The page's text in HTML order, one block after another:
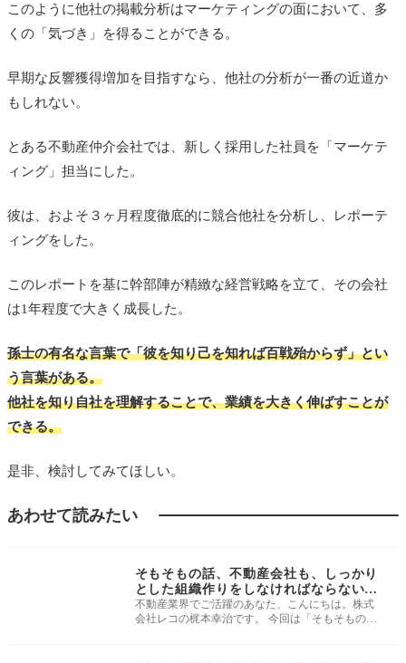
このように他社の掲載分析はマーケティングの面において、多
くの「気づき」を得ることができる。
早期な反響獲得増加を目指すなら、他社の分析が一番の近道か
もしれない。
とある不動産仲介会社では、新しく採用した社員を「マーケテ
ィング」担当にした。
彼は、およそ３ヶ月程度徹底的に競合他社を分析し、レポーテ
ィングをした。
このレポートを基に幹部陣が精緻な経営戦略を立て、その会社
は1年程度で大きく成長した。
孫士の有名な言葉で「彼を知り己を知れば百戦殆からず」とい
う言葉がある。
他社を知り自社を理解することで、業績を大きく伸ばすことが
できる。
是非、検討してみてほしい。
あわせて読みたい
そもそもの話、不動産会社も、しっかり
とした組織作りをしなければならないの
でしょうか？｜不動産仲介営業お悩み相
談室
不動産業界でご活躍のあなた、こんにちは。株式
会社レコの梶本幸治です。 今回は「そもそもの